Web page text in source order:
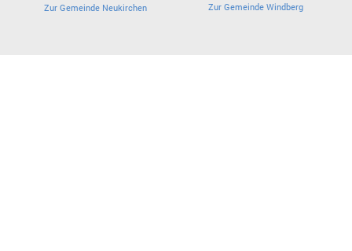
Zur Gemeinde Neukirchen Zur Gemeinde Windberg